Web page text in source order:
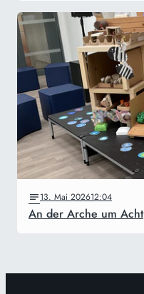
13. Mai 202612:04
An der Arche um Acht